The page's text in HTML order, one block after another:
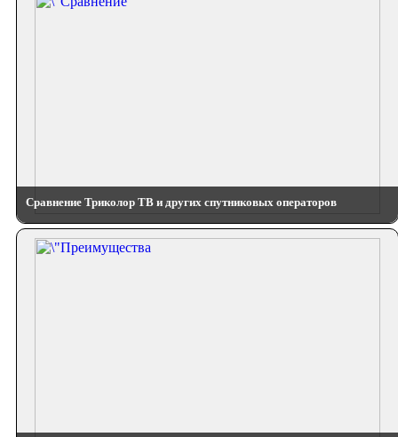
Сравнение Триколор ТВ и других спутниковых операторов